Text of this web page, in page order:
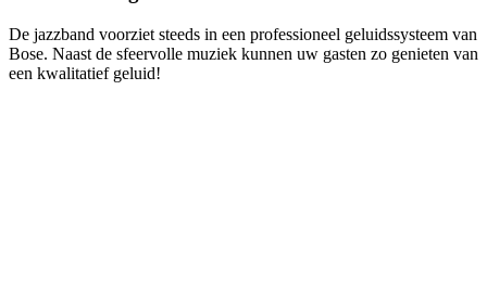
De jazzband voorziet steeds in een professioneel geluidssysteem van
Bose. Naast de sfeervolle muziek kunnen uw gasten zo genieten van
een kwalitatief geluid!